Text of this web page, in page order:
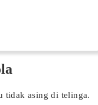
tidak asing di telinga.